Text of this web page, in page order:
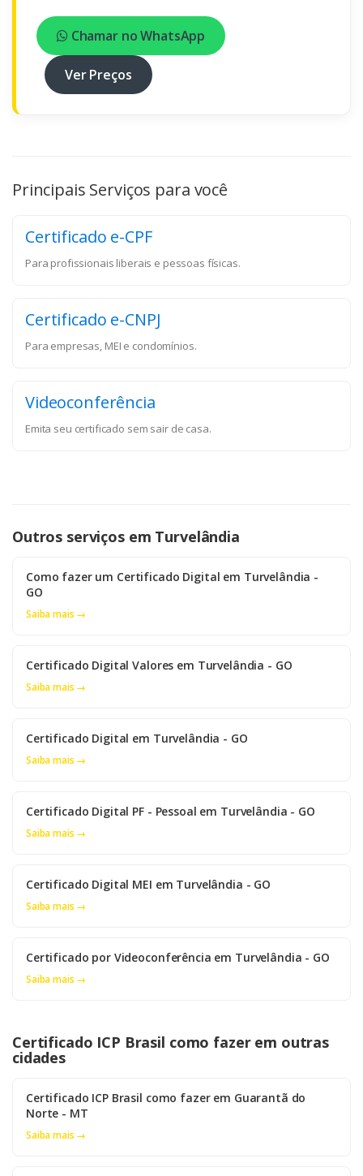
Chamar no WhatsApp
Ver Preços
Principais Serviços para você
Certificado e-CPF
Para profissionais liberais e pessoas físicas.
Certificado e-CNPJ
Para empresas, MEI e condomínios.
Videoconferência
Emita seu certificado sem sair de casa.
Outros serviços em Turvelândia
Como fazer um Certificado Digital em Turvelândia -
GO
Saiba mais →
Certificado Digital Valores em Turvelândia - GO
Saiba mais →
Certificado Digital em Turvelândia - GO
Saiba mais →
Certificado Digital PF - Pessoal em Turvelândia - GO
Saiba mais →
Certificado Digital MEI em Turvelândia - GO
Saiba mais →
Certificado por Videoconferência em Turvelândia - GO
Saiba mais →
Certificado ICP Brasil como fazer em outras
cidades
Certificado ICP Brasil como fazer em Guarantã do
Norte - MT
Saiba mais →